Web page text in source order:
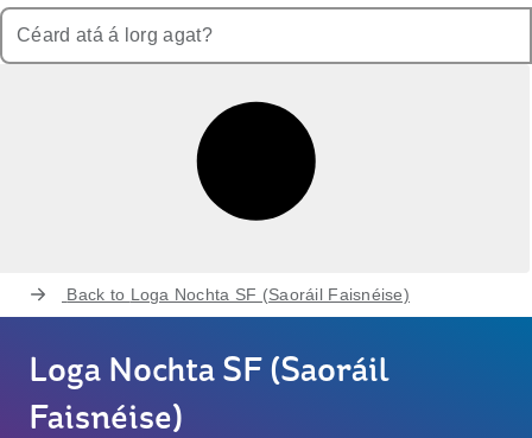
Back to Loga Nochta SF (Saoráil Faisnéise)
Loga Nochta SF (Saoráil
Faisnéise)